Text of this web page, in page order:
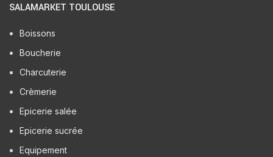
SALAMARKET TOULOUSE
Boissons
Boucherie
Charcuterie
Crèmerie
Epicerie salée
Epicerie sucrée
Equipement